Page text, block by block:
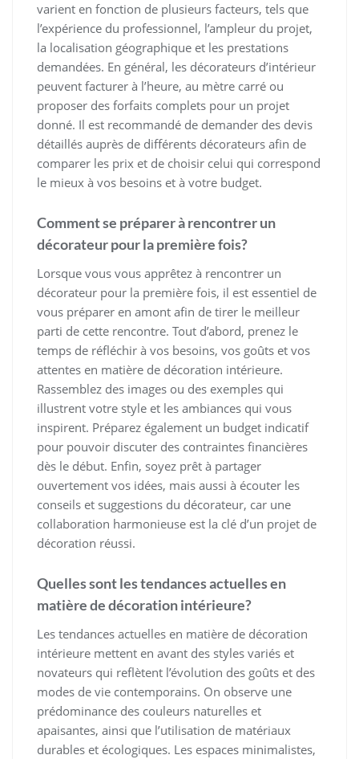
varient en fonction de plusieurs facteurs, tels que
l’expérience du professionnel, l’ampleur du projet,
la localisation géographique et les prestations
demandées. En général, les décorateurs d’intérieur
peuvent facturer à l’heure, au mètre carré ou
proposer des forfaits complets pour un projet
donné. Il est recommandé de demander des devis
détaillés auprès de différents décorateurs afin de
comparer les prix et de choisir celui qui correspond
le mieux à vos besoins et à votre budget.
Comment se préparer à rencontrer un
décorateur pour la première fois?
Lorsque vous vous apprêtez à rencontrer un
décorateur pour la première fois, il est essentiel de
vous préparer en amont afin de tirer le meilleur
parti de cette rencontre. Tout d’abord, prenez le
temps de réfléchir à vos besoins, vos goûts et vos
attentes en matière de décoration intérieure.
Rassemblez des images ou des exemples qui
illustrent votre style et les ambiances qui vous
inspirent. Préparez également un budget indicatif
pour pouvoir discuter des contraintes financières
dès le début. Enfin, soyez prêt à partager
ouvertement vos idées, mais aussi à écouter les
conseils et suggestions du décorateur, car une
collaboration harmonieuse est la clé d’un projet de
décoration réussi.
Quelles sont les tendances actuelles en
matière de décoration intérieure?
Les tendances actuelles en matière de décoration
intérieure mettent en avant des styles variés et
novateurs qui reflètent l’évolution des goûts et des
modes de vie contemporains. On observe une
prédominance des couleurs naturelles et
apaisantes, ainsi que l’utilisation de matériaux
durables et écologiques. Les espaces minimalistes,